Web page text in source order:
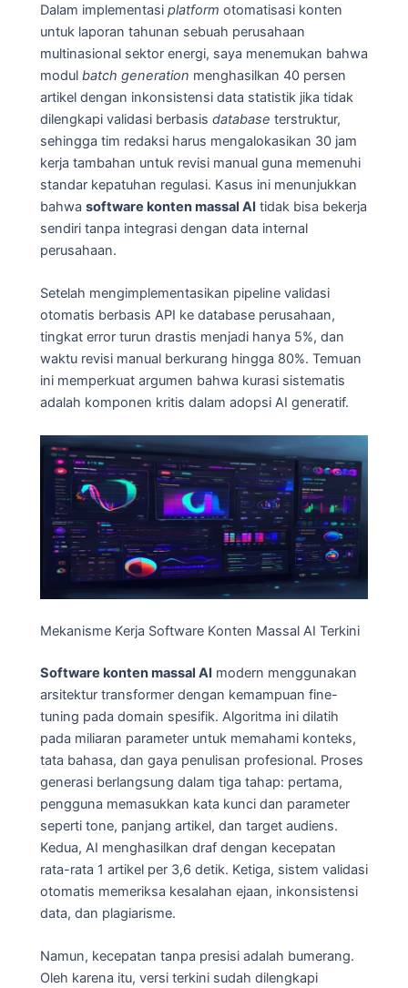
Dalam implementasi platform otomatisasi konten
untuk laporan tahunan sebuah perusahaan
multinasional sektor energi, saya menemukan bahwa
modul batch generation menghasilkan 40 persen
artikel dengan inkonsistensi data statistik jika tidak
dilengkapi validasi berbasis database terstruktur,
sehingga tim redaksi harus mengalokasikan 30 jam
kerja tambahan untuk revisi manual guna memenuhi
standar kepatuhan regulasi. Kasus ini menunjukkan
bahwa software konten massal AI tidak bisa bekerja
sendiri tanpa integrasi dengan data internal
perusahaan.
Setelah mengimplementasikan pipeline validasi
otomatis berbasis API ke database perusahaan,
tingkat error turun drastis menjadi hanya 5%, dan
waktu revisi manual berkurang hingga 80%. Temuan
ini memperkuat argumen bahwa kurasi sistematis
adalah komponen kritis dalam adopsi AI generatif.
Mekanisme Kerja Software Konten Massal AI Terkini
Software konten massal AI modern menggunakan
arsitektur transformer dengan kemampuan fine-
tuning pada domain spesifik. Algoritma ini dilatih
pada miliaran parameter untuk memahami konteks,
tata bahasa, dan gaya penulisan profesional. Proses
generasi berlangsung dalam tiga tahap: pertama,
pengguna memasukkan kata kunci dan parameter
seperti tone, panjang artikel, dan target audiens.
Kedua, AI menghasilkan draf dengan kecepatan
rata-rata 1 artikel per 3,6 detik. Ketiga, sistem validasi
otomatis memeriksa kesalahan ejaan, inkonsistensi
data, dan plagiarisme.
Namun, kecepatan tanpa presisi adalah bumerang.
Oleh karena itu, versi terkini sudah dilengkapi